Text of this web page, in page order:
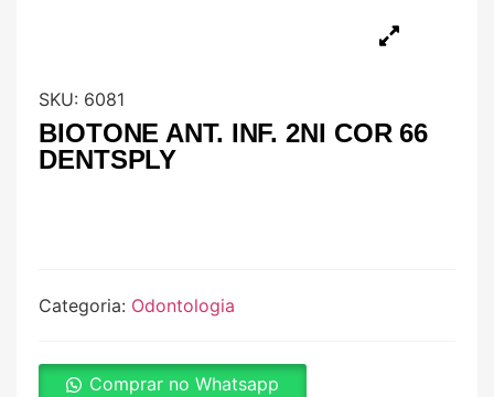
SKU: 6081
BIOTONE ANT. INF. 2NI COR 66
DENTSPLY
Categoria: Odontologia
Comprar no Whatsapp